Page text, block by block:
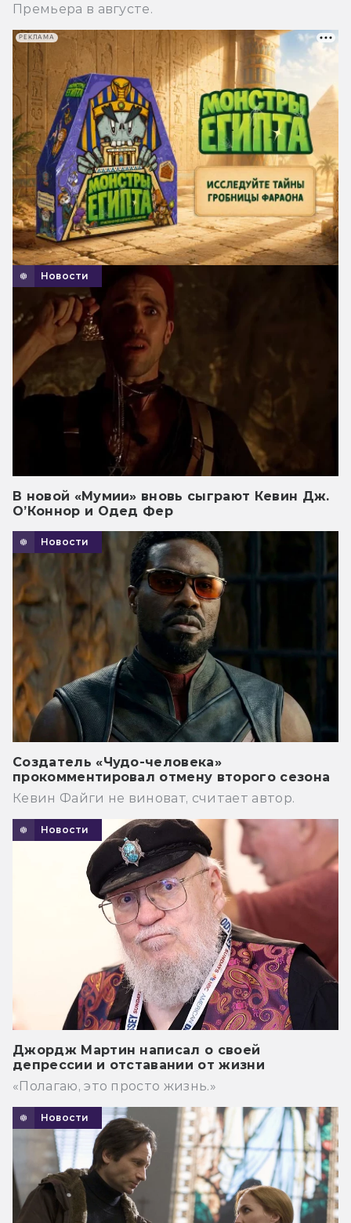
Премьера в августе.
Новости
В новой «Мумии» вновь сыграют Кевин Дж.
О’Коннор и Одед Фер
Новости
Создатель «Чудо-человека»
прокомментировал отмену второго сезона
Кевин Файги не виноват, считает автор.
Новости
Джордж Мартин написал о своей
депрессии и отставании от жизни
«Полагаю, это просто жизнь.»
Новости
РЕКЛАМА